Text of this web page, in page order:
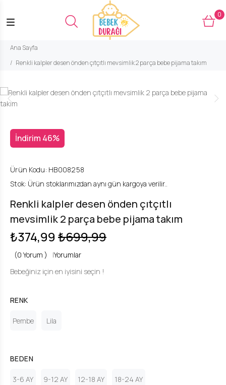
0
Ana Sayfa
Renkli kalpler desen önden çıtçıtlı mevsimlik 2 parça bebe pijama takım
İndirim 46%
Ürün Kodu: HB008258
Stok: Ürün stoklarımızdan aynı gün kargoya verilir..
Renkli kalpler desen önden çıtçıtlı
mevsimlik 2 parça bebe pijama takım
₺374,99 ₺699,99
(0 Yorum ) |Yorumlar
Bebeğiniz için en iyisini seçin !
RENK
Pembe Lila
BEDEN
3-6 AY 9-12 AY 12-18 AY 18-24 AY